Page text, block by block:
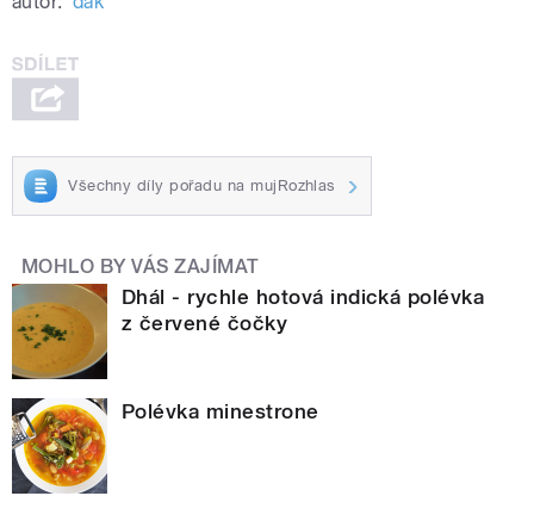
Všechny díly pořadu na mujRozhlas
MOHLO BY VÁS ZAJÍMAT
Dhál - rychle hotová indická polévka
z červené čočky
Polévka minestrone